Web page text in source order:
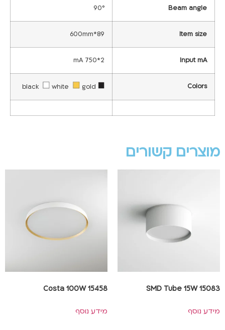
Beam angle
90°
Item size
89*600mm
Input mA
2*750 mA
Colors
white gold
מוצרים קשורים
SMD Tube 15W 15083
מידע נוסף
Costa 100W 15458
מידע נוסף